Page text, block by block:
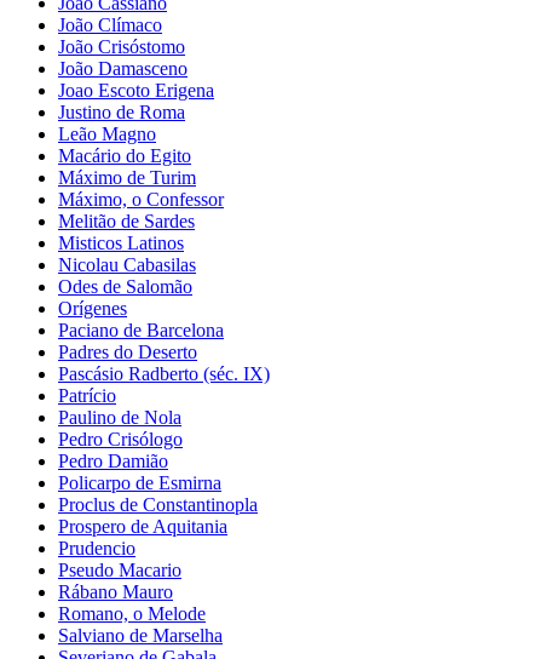
João Clímaco
João Crisóstomo
João Damasceno
Joao Escoto Erigena
Justino de Roma
Leão Magno
Macário do Egito
Máximo de Turim
Máximo, o Confessor
Melitão de Sardes
Misticos Latinos
Nicolau Cabasilas
Odes de Salomão
Orígenes
Paciano de Barcelona
Padres do Deserto
Pascásio Radberto (séc. IX)
Patrício
Paulino de Nola
Pedro Crisólogo
Pedro Damião
Policarpo de Esmirna
Proclus de Constantinopla
Prospero de Aquitania
Prudencio
Pseudo Macario
Rábano Mauro
Romano, o Melode
Salviano de Marselha